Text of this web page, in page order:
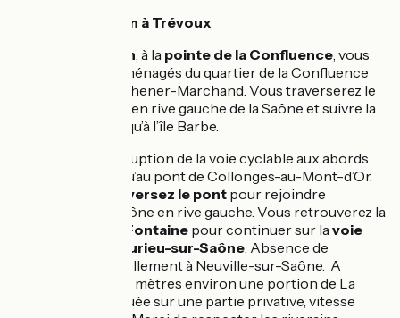
Parcours de Lyon à Trévoux
Lyon, à la pointe de la Confluence, vous
suivez les quais aménagés du quartier de la Confluence
jusqu’au Pont Kitchener-Marchand. Vous traverserez le
pont pour passer en rive gauche de la Saône et suivre la
piste cyclable jusqu’à l’île Barbe.
interruption de la voie cyclable aux abords
de l’île Barbe jusqu’au pont de Collonges-au-Mont-d’Or.
traversez le pont pour rejoindre
Fontaines-sur-Saône en rive gauche. Vous retrouverez la
piste cyclable à Fontaine pour continuer sur lavoie
verte jusqu’à Fleurieu-sur-Saône. Absence de
signalétique actuellement à Neuville-sur-Saône. A
sur 470 mètres environ une portion de La
Voie Bleue est située sur une partie privative, vitesse